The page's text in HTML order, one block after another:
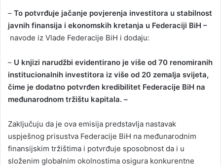
– To potvrđuje jačanje povjerenja investitora u stabilnost
javnih finansija i ekonomskih kretanja u Federaciji BiH –
navode iz Vlade Federacije BiH i dodaju:
– U knjizi narudžbi evidentirano je više od 70 renomiranih
institucionalnih investitora iz više od 20 zemalja svijeta,
čime je dodatno potvrđen kredibilitet Federacije BiH na
međunarodnom tržištu kapitala. –
Zaključuju da je ova emisija predstavlja nastavak
uspješnog prisustva Federacije BiH na međunarodnim
finansijskim tržištima i potvrđuje sposobnost da i u
složenim globalnim okolnostima osigura konkurentne